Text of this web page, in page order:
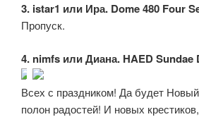
3. istar1 или Ира. Dome 480 Four
Пропуск.
4. nimfs или Диана. HAED Sundae
Всех с праздником! Да будет
полон радостей! И новых